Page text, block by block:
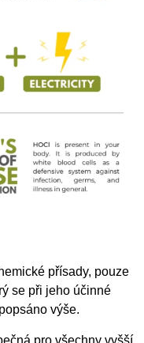
přísady, pouze
se při jeho účinné
výše.
pro všechny vyšší